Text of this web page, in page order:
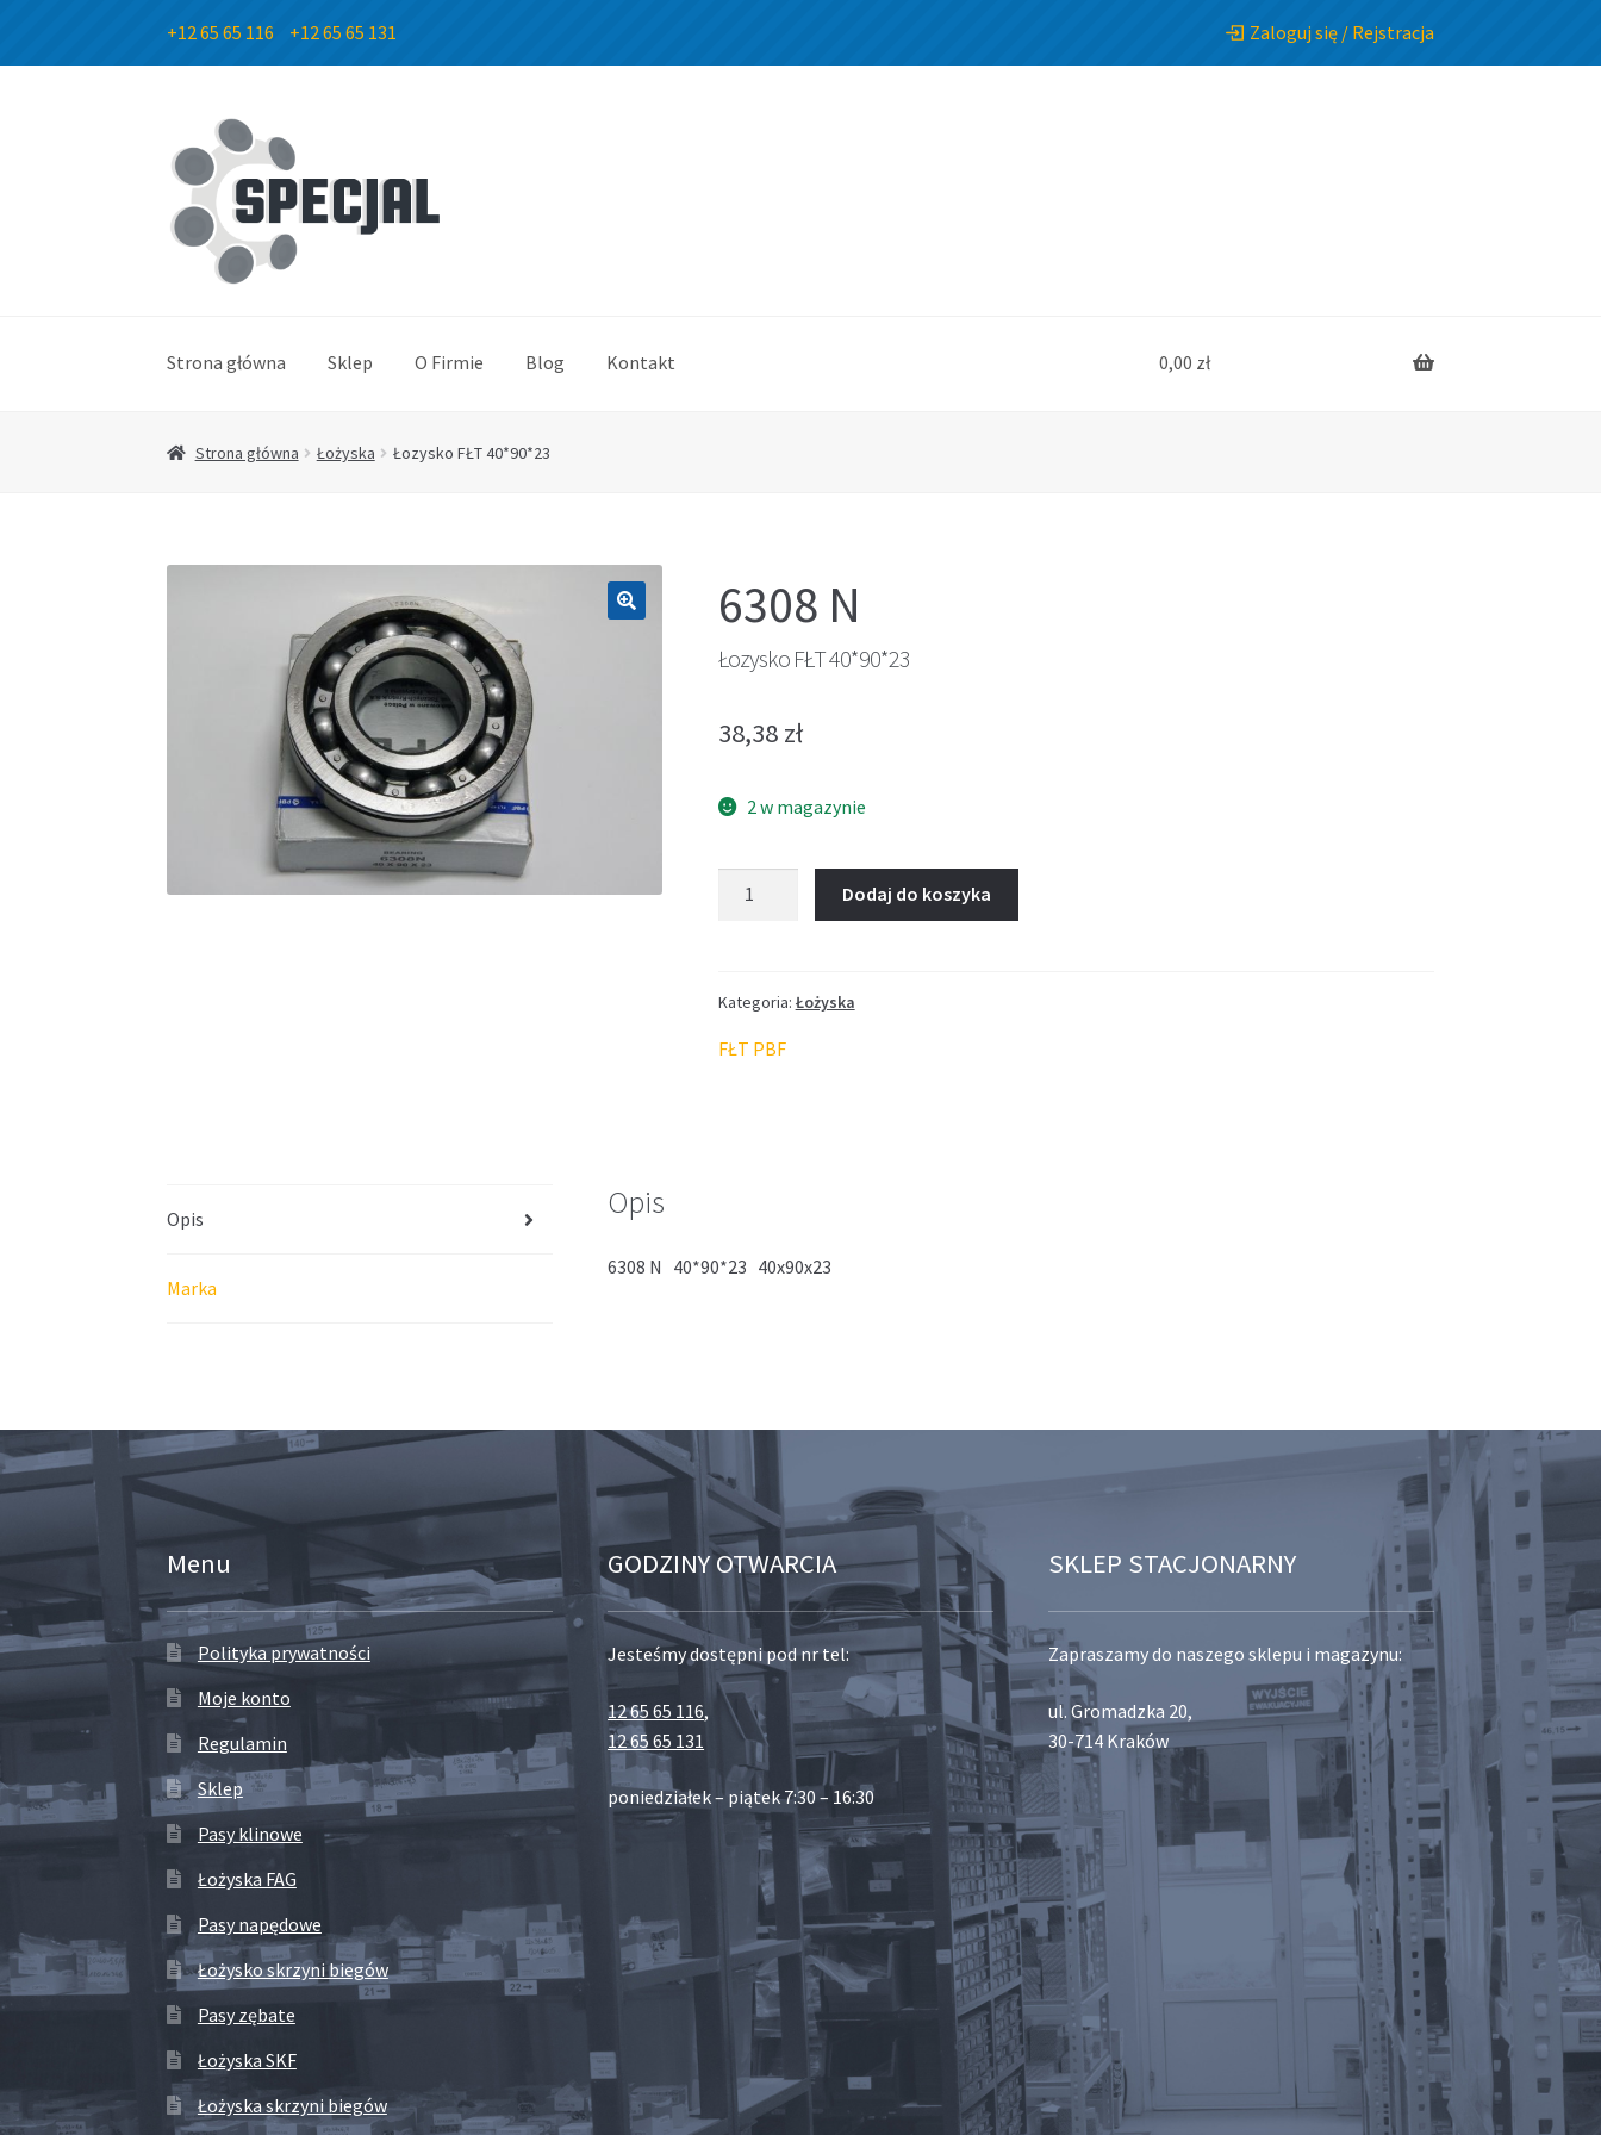
+12 65 65 116 +12 65 65 131 Zaloguj się / Rejstracja
Przejdź
do
nawigacji
Przejdź
do
treści
Strona główna Sklep O Firmie Blog Kontakt 0,00 zł
Strona główna Łożyska Łozysko FŁT 40*90*23
6308 N
Łozysko FŁT 40*90*23
38,38 zł
2 w magazynie
Dodaj do koszyka
Kategoria: Łożyska
FŁT PBF
Opis
Marka
Opis
6308 N 40*90*23 40x90x23
Menu
Polityka prywatności
Moje konto
Regulamin
Sklep
Pasy klinowe
Łożyska FAG
Pasy napędowe
Łożysko skrzyni biegów
Pasy zębate
Łożyska SKF
Łożyska skrzyni biegów
GODZINY OTWARCIA
Jesteśmy dostępni pod nr tel:
12 65 65 116,
12 65 65 131
poniedziałek – piątek 7:30 – 16:30
SKLEP STACJONARNY
Zapraszamy do naszego sklepu i magazynu:
ul. Gromadzka 20,
30-714 Kraków